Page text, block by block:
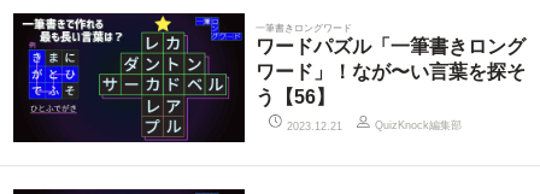
一筆書きロングワード
ワードパズル「一筆書きロング
ワード」！なが〜い言葉を探そ
う【56】
2023.12.21 QuizKnock編集部